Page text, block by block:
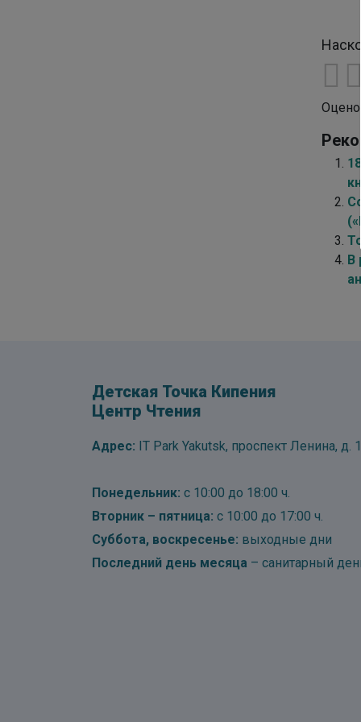
В
Детская Точка Кипения
Центр Чтения
Адрес: IT Park Yakutsk, проспект Ленина, д.
Понедельник: с 10:00 до 18:00 ч.
Вторник – пятница: с 10:00 до 17:00 ч.
Суббота, воскресенье: выходные дни
Последний день месяца – санитарный